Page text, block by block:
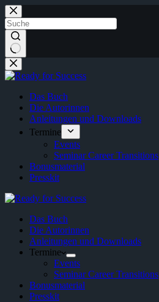
Zum
Inhalt
springen
Keine
Ergebnisse
Das Buch
Die Autorinnen
Anleitungen und Downloads
Termine
Events
Seminar Career Transitions
Bonusmaterial
Presskit
Das Buch
Die Autorinnen
Anleitungen und Downloads
Termine
Events
Seminar Career Transitions
Bonusmaterial
Presskit